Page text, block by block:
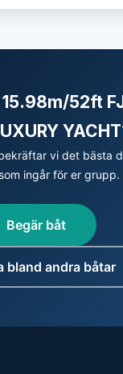
52ft
vi det bästa
ingår för er grupp.
Begär båt
bland andra båtar